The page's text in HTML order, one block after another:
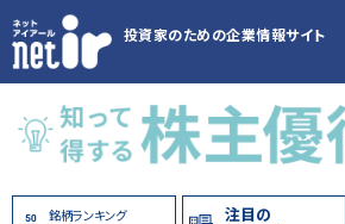
投資家のための企業情報サイト
銘柄ランキング
注目の